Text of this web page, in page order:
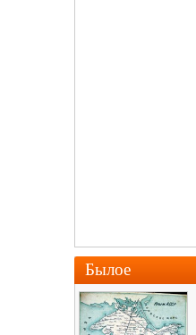
Былое